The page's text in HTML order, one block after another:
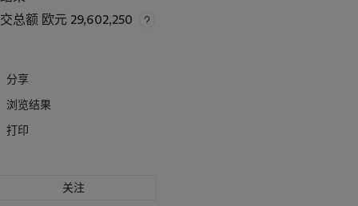
总额 欧元 29,602,250
分享
浏览结果
打印
关注